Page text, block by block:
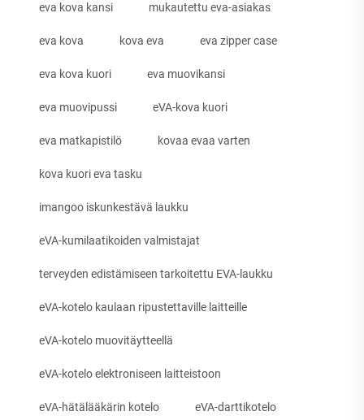
eva kova kansi mukautettu eva-asiakas
eva kova kova eva eva zipper case
eva kova kuori eva muovikansi
eva muovipussi eVA-kova kuori
eva matkapistilö kovaa evaa varten
kova kuori eva tasku
imangoo iskunkestävä laukku
eVA-kumilaatikoiden valmistajat
terveyden edistämiseen tarkoitettu EVA-laukku
eVA-kotelo kaulaan ripustettaville laitteille
eVA-kotelo muovitäytteellä
eVA-kotelo elektroniseen laitteistoon
eVA-hätälääkärin kotelo eVA-darttikotelo